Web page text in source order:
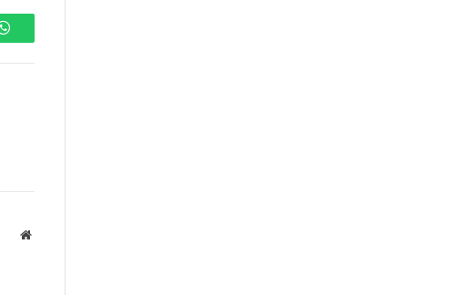
WhatsApp
Website